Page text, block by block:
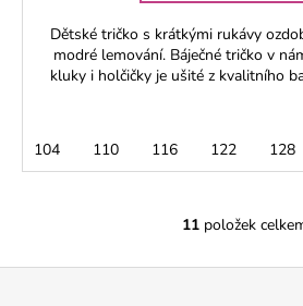
Dětské tričko s krátkými rukávy
modré lemování. Báječné tričko v
kluky i holčičky je ušité z kvalitního
104 110 116 122 128
O
11položek